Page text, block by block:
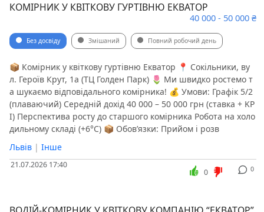
КОМІРНИК У КВІТКОВУ ГУРТІВНЮ ЕКВАТОР
40 000 - 50 000 ₴
Без досвіду Змішаний Повний робочий день
​​📦 Комірник у квіткову гуртівню Екватор 📍 Сокільники, ву
л. Героїв Крут, 1а (ТЦ Голден Парк) 🌷 Ми швидко ростемо т
а шукаємо відповідального комірника! 💰 Умови: Графік 5/2
(плаваючий) Середній дохід 40 000 – 50 000 грн (ставка + KP
I) Перспектива росту до старшого комірника Робота на холо
дильному складі (+6°C) 📦 Обов’язки: Прийом і розв
Львів | Інше
21.07.2026 17:40 0
0